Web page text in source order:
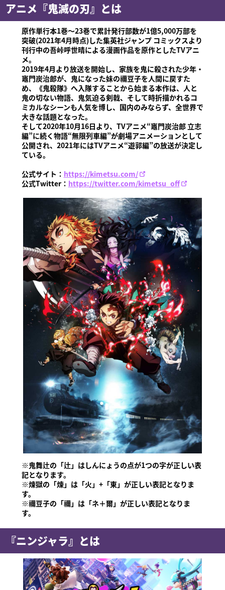
アニメ『鬼滅の刃』とは
原作単行本1巻〜23巻で累計発行部数が1億5,000万部を
突破(2021年4月時点)した集英社ジャンプ コミックスより
刊行中の吾峠呼世晴による漫画作品を原作としたTVアニ
メ。
2019年4月より放送を開始し、家族を鬼に殺された少年・
竈門炭治郎が、鬼になった妹の禰豆子を人間に戻すた
め、《鬼殺隊》へ入隊することから始まる本作は、人と
鬼の切ない物語、鬼気迫る剣戟、そして時折描かれるコ
ミカルなシーンも人気を博し、国内のみならず、全世界で
大きな話題となった。
そして2020年10月16日より、TVアニメ“竈門炭治郎 立志
編”に続く物語“無限列車編”が劇場アニメーションとして
公開され、2021年にはTVアニメ“遊郭編”の放送が決定し
ている。
公式サイト： https://kimetsu.com/
公式Twitter： https://twitter.com/kimetsu_off
※鬼舞辻の「辻」はしんにょうの点が1つの字が正しい表
記となります。
※煉獄の「煉」は「火」+「東」が正しい表記となりま
す。
※禰豆子の「禰」は「ネ＋爾」が正しい表記となりま
す。
『ニンジャラ』とは